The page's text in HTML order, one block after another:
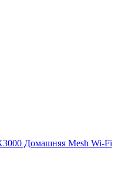
Домашняя Mesh Wi-Fi